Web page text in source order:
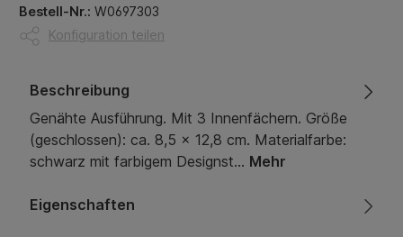
Bestell-Nr.: W0697303
Konfiguration teilen
Beschreibung
Genähte Ausführung. Mit 3 Innenfächern. Größe
(geschlossen): ca. 8,5 x 12,8 cm. Materialfarbe:
schwarz mit farbigem Designst… Mehr
Eigenschaften